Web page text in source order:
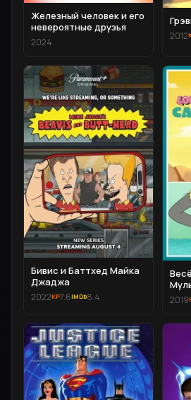
Железный человек и его
невероятные друзья
2024
2012
Бивис и Баттхед Майка
Джаджа
2022 7.6 8.4 2019